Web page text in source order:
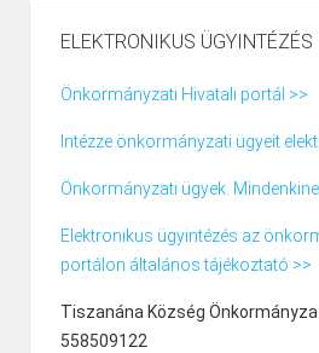
ELEKTRONIKUS ÜGYINTÉZÉS
Önkormányzati Hivatali portál >>
Intézze önkormányzati ügyeit
Önkormányzati ügyek.
Elektronikus ügyintézés az
portálon általános tájékoztató >>
Tiszanána Község
558509122